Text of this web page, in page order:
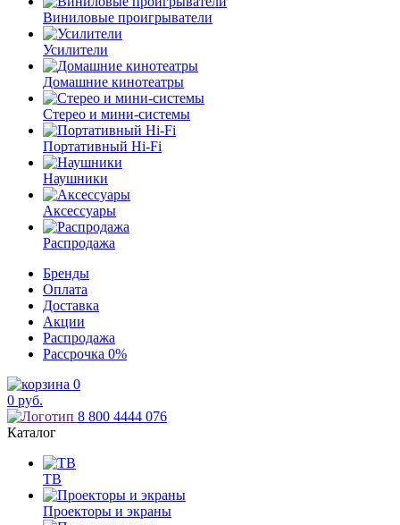
Виниловые проигрыватели
Усилители
Домашние кинотеатры
Стерео и мини-системы
Портативный Hi-Fi
Наушники
Аксессуары
Распродажа
Бренды
Оплата
Доставка
Акции
Распродажа
Рассрочка 0%
0
0 руб.
8 800 4444 076
Каталог
ТВ
Проекторы и экраны